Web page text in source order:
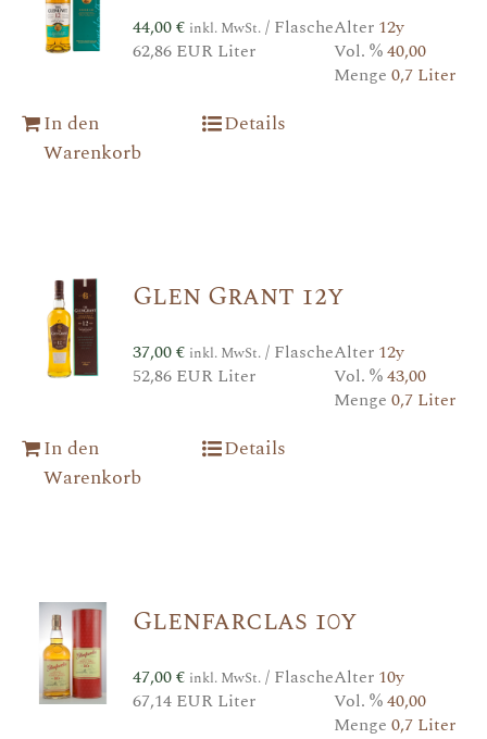
44,00€ inkl. MwSt./ Flasche
62,86 EUR Liter
Alter 12y
Vol. %40,00
Menge 0,7 Liter
In den
Warenkorb
Details
Glen Grant 12y
37,00€ inkl. MwSt./ Flasche
52,86 EUR Liter
Alter 12y
Vol. %43,00
Menge 0,7 Liter
In den
Warenkorb
Details
Glenfarclas 10y
47,00€ inkl. MwSt./ Flasche
67,14 EUR Liter
Alter 10y
Vol. %40,00
Menge 0,7 Liter